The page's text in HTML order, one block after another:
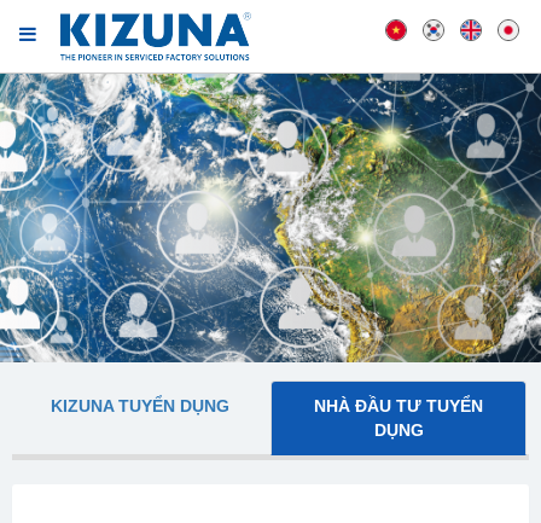
KIZUNA TUYỂN DỤNG
NHÀ ĐẦU TƯ TUYỂN
DỤNG